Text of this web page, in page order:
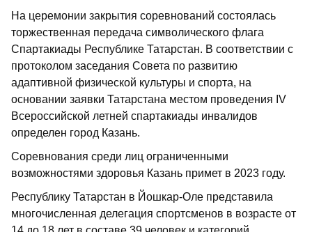
На церемонии закрытия соревнований состоялась
торжественная передача символического флага
Спартакиады Республике Татарстан. В соответствии с
протоколом заседания Совета по развитию
адаптивной физической культуры и спорта, на
основании заявки Татарстана местом проведения IV
Всероссийской летней спартакиады инвалидов
определен город Казань.
Соревнования среди лиц ограниченными
возможностями здоровья Казань примет в 2023 году.
Республику Татарстан в Йошкар-Оле представила
многочисленная делегация спортсменов в возрасте от